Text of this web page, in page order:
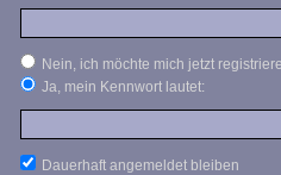
Nein, ich möchte mich jetzt
Ja, mein Kennwort lautet:
Dauerhaft angemeldet bleiben